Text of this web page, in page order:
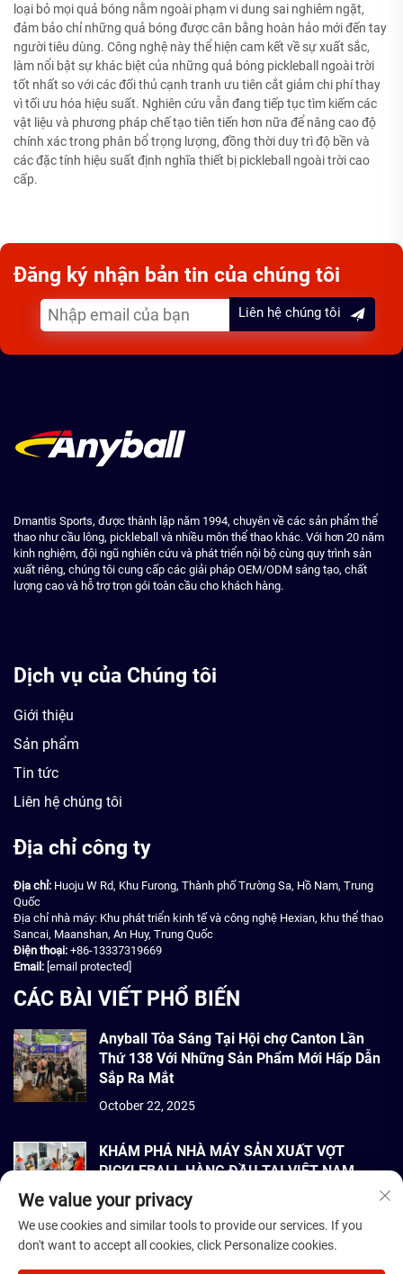
loại bỏ mọi quả bóng nằm ngoài phạm vi dung sai nghiêm ngặt,
đảm bảo chỉ những quả bóng được cân bằng hoàn hảo mới đến tay
người tiêu dùng. Công nghệ này thể hiện cam kết về sự xuất sắc,
làm nổi bật sự khác biệt của những quả bóng pickleball ngoài trời
tốt nhất so với các đối thủ cạnh tranh ưu tiên cắt giảm chi phí thay
vì tối ưu hóa hiệu suất. Nghiên cứu vẫn đang tiếp tục tìm kiếm các
vật liệu và phương pháp chế tạo tiên tiến hơn nữa để nâng cao độ
chính xác trong phân bổ trọng lượng, đồng thời duy trì độ bền và
các đặc tính hiệu suất định nghĩa thiết bị pickleball ngoài trời cao
cấp.
Đăng ký nhận bản tin của chúng tôi
Liên hệ chúng tôi
Dmantis Sports, được thành lập năm 1994, chuyên về các sản phẩm thể
thao như cầu lông, pickleball và nhiều môn thể thao khác. Với hơn 20 năm
kinh nghiệm, đội ngũ nghiên cứu và phát triển nội bộ cùng quy trình sản
xuất riêng, chúng tôi cung cấp các giải pháp OEM/ODM sáng tạo, chất
lượng cao và hỗ trợ trọn gói toàn cầu cho khách hàng.
Dịch vụ của Chúng tôi
Giới thiệu
Sản phẩm
Tin tức
Liên hệ chúng tôi
Địa chỉ công ty
Địa chỉ: Huoju W Rd, Khu Furong, Thành phố Trường Sa, Hồ Nam, Trung
Quốc
Địa chỉ nhà máy: Khu phát triển kinh tế và công nghệ Hexian, khu thể thao
Sancai, Maanshan, An Huy, Trung Quốc
Điện thoại: +86-13337319669
Email: [email protected]
CÁC BÀI VIẾT PHỔ BIẾN
Anyball Tỏa Sáng Tại Hội chợ Canton Lần
Thứ 138 Với Những Sản Phẩm Mới Hấp Dẫn
Sắp Ra Mắt
October 22, 2025
KHÁM PHÁ NHÀ MÁY SẢN XUẤT VỢT
PICKLEBALL HÀNG ĐẦU TẠI VIỆT NAM
September 22, 2025
Bản quyền © 2026 Dmantis Sports Goods Co., Ltd. Bắc Kinh Bảo lưu mọi
quyền. - Chính sách bảo mật
We value your privacy
We use cookies and similar tools to provide our services. If you
don't want to accept all cookies, click Personalize cookies.